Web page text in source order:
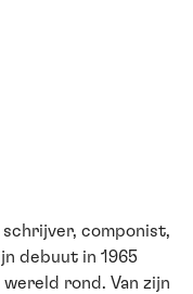
schrijver, componist,
debuut in 1965
rond. Van zijn